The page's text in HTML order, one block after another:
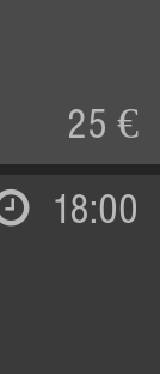
25 €
18:00